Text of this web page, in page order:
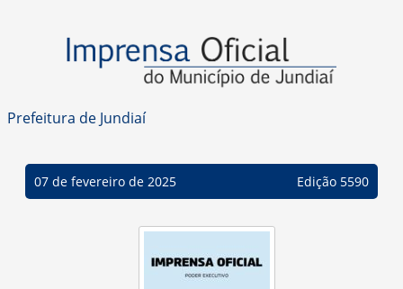
Prefeitura de Jundiaí
07 de fevereiro de 2025 Edição 5590